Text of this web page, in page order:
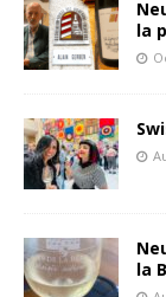
la
la